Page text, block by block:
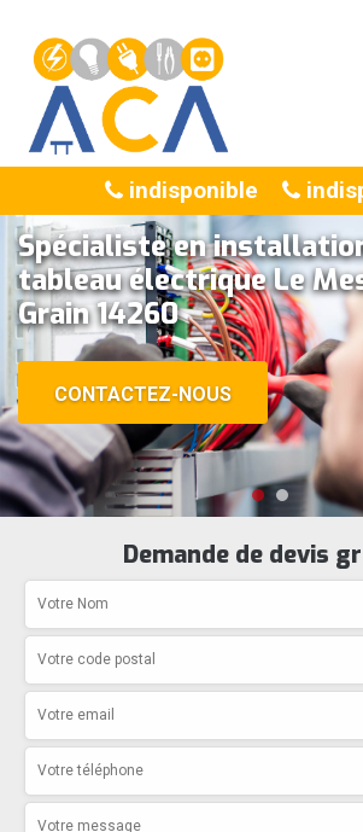
indisponible
Spécialiste en
tableau électrique Le
Grain 14260
CONTACTEZ-NOUS
Demande de devis